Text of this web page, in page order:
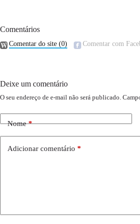
Comentários
Comentar do site(0) Comentar com
Deixe um comentário
O seu endereço de e-mail não será publicado.
Nome*
Adicionar comentário *